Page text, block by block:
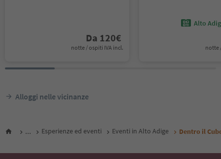
Da 120€
notte / ospiti IVA incl.
Alto
notte
Alloggi nelle vicinanze
... Esperienze ed eventi Eventi in Alto Adige Dentro il